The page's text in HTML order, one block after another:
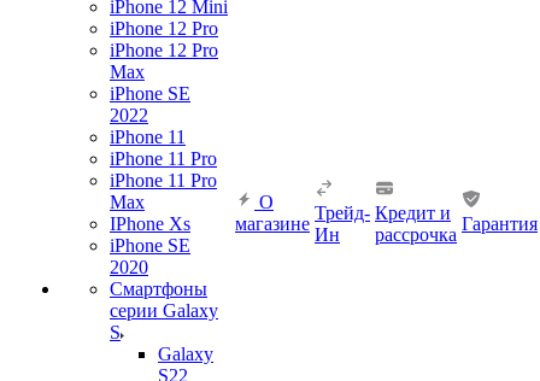
iPhone 12 Mini
iPhone 12 Pro
iPhone 12 Pro
Max
iPhone SE
2022
iPhone 11
iPhone 11 Pro
iPhone 11 Pro
Max
IPhone Xs
iPhone SE
2020
Смартфоны
серии Galaxy
S
Galaxy
S22
О
магазине
Трейд-
Ин
Кредит и
рассрочка
Гарантия